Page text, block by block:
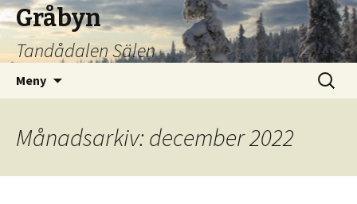
Gråbyn
Tandådalen Sälen
Meny
Sök
efter:
Månadsarkiv: december 2022